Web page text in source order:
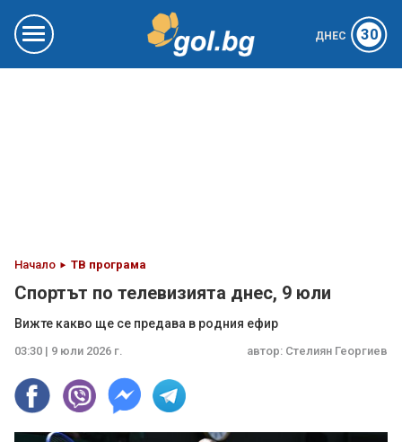
ДНЕС 30
Начало ТВ програма
Спортът по телевизията днес, 9 юли
Вижте какво ще се предава в родния ефир
03:30 | 9 юли 2026 г. автор: Стелиян Георгиев